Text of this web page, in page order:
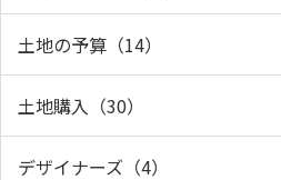
土地の予算（14）
土地購入（30）
デザイナーズ（4）